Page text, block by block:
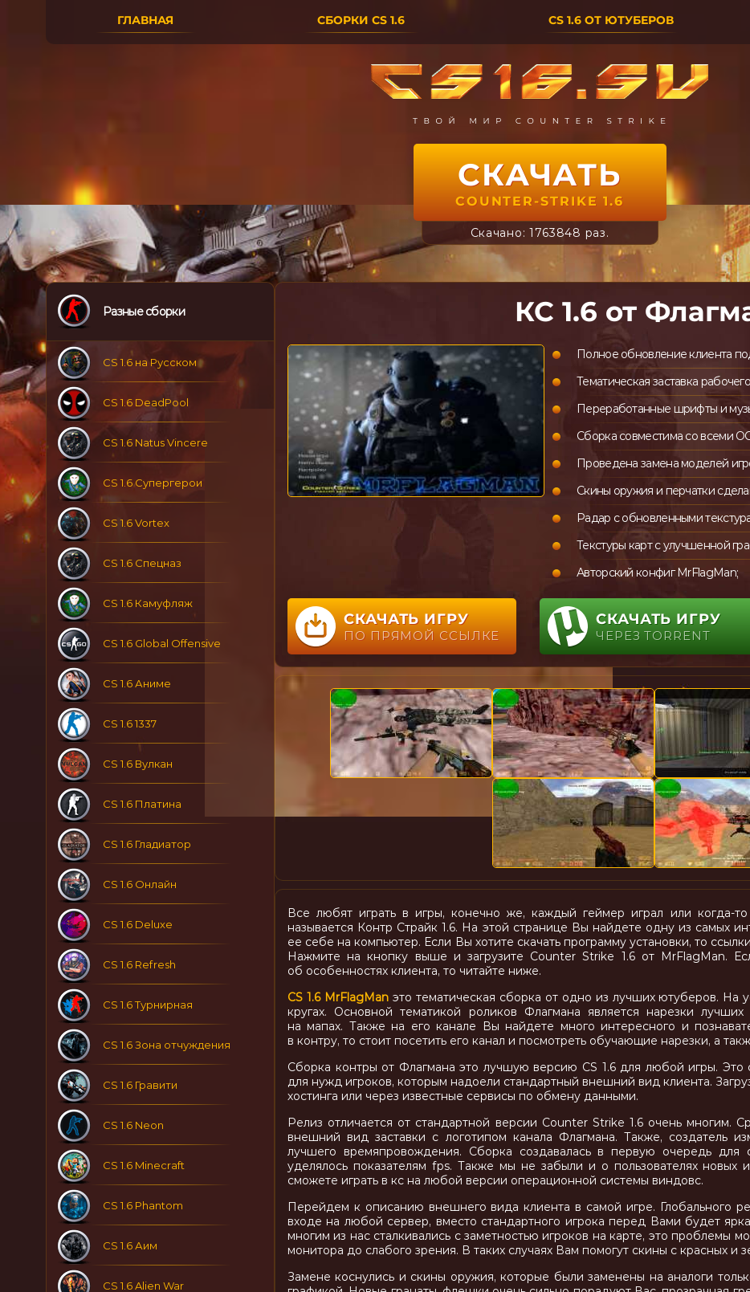
ГЛАВНАЯ СБОРКИ CS 1.6 CS 1.6 ОТ ЮТУБЕРОВ
СКАЧАТЬ
COUNTER-STRIKE 1.6
Скачано: 1763848 раз.
Разные сборки
CS 1.6 на Русском
CS 1.6 DeadPool
CS 1.6 Natus Vincere
CS 1.6 Супергерои
CS 1.6 Vortex
CS 1.6 Спецназ
CS 1.6 Камуфляж
CS 1.6 Global Offensive
CS 1.6 Аниме
CS 1.6 1337
CS 1.6 Вулкан
CS 1.6 Платина
CS 1.6 Гладиатор
CS 1.6 Онлайн
CS 1.6 Deluxe
CS 1.6 Refresh
CS 1.6 Турнирная
CS 1.6 Зона отчуждения
CS 1.6 Гравити
CS 1.6 Neon
CS 1.6 Minecraft
CS 1.6 Phantom
CS 1.6 Аим
CS 1.6 Alien War
КС 1.6 от
Полное обновление клиента
Тематическая заставка
Переработанные шрифты и
Сборка совместима со всеми
Проведена замена моделей
Скины оружия и перчатки
Радар с обновленными
Текстуры карт с улучшенной
Авторский конфиг MrFlagMan;
СКАЧАТЬ ИГРУ
ПО ПРЯМОЙ ССЫЛКЕ
СКАЧАТЬ ИГРУ
ЧЕРЕЗ TORRENT
Все любят играть в игры, конечно же, каждый геймер играл или
называется Контр Страйк 1.6. На этой странице Вы найдете одну из самых
ее себе на компьютер. Если Вы хотите скачать программу установки, то
Нажмите на кнопку выше и загрузите Counter Strike 1.6 от MrFlagMan.
об особенностях клиента, то читайте ниже.
CS 1.6 MrFlagManэто тематическая сборка от одно из лучших ютуберов. На
кругах. Основной тематикой роликов Флагмана является нарезки
на мапах. Также на его канале Вы найдете много интересного и
в контру, то стоит посетить его канал и посмотреть обучающие нарезки, а
Сборка контры от Флагмана это лучшую версию CS 1.6 для любой игры. Это
для нужд игроков, которым надоели стандартный внешний вид клиента.
хостинга или через известные сервисы по обмену данными.
Релиз отличается от стандартной версии Counter Strike 1.6 очень многим.
внешний вид заставки с логотипом канала Флагмана. Также, создатель
лучшего времяпровождения. Сборка создавалась в первую очередь для
уделялось показателям fps. Также мы не забыли и о пользователях
сможете играть в кс на любой версии операционной системы виндовс.
Перейдем к описанию внешнего вида клиента в самой игре. Глобального
входе на любой сервер, вместо стандартного игрока перед Вами будет
многим из нас сталкивались с заметностью игроков на карте, это проблемы
монитора до слабого зрения. В таких случаях Вам помогут скины с красных и
Замене коснулись и скины оружия, которые были заменены на аналоги